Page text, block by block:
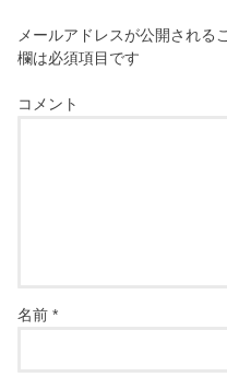
メールアドレスが公開される
欄は必須項目です
コメント
名前*